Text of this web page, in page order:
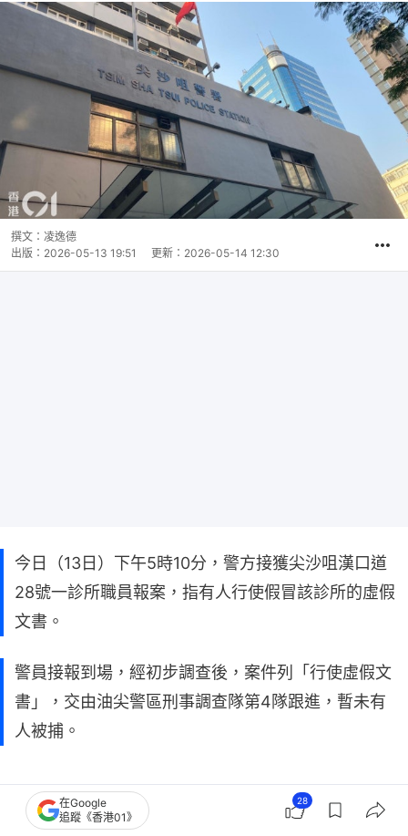
撰文： 凌逸德
出版： 2026-05-13 19:51 更新： 2026-05-14 12:30
今日（13日）下午5時10分，警方接獲尖沙咀漢口道
28號一診所職員報案，指有人行使假冒該診所的虛假
文書。
警員接報到場，經初步調查後，案件列「行使虛假文
書」，交由油尖警區刑事調查隊第4隊跟進，暫未有
人被捕。
在Google
追蹤《香港01》
28